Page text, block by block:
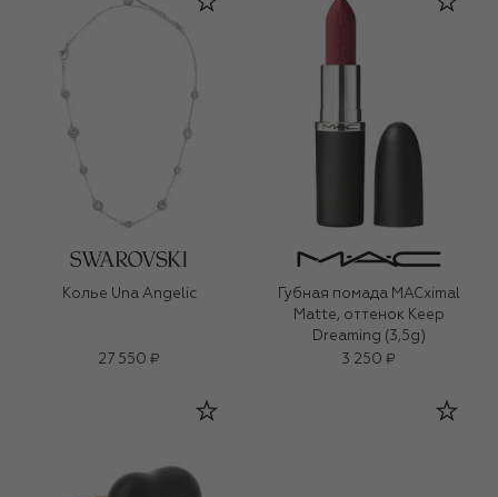
Колье Una Angelic
27 550 ₽
Губная помада MACximal
Matte, оттенок Keep
Dreaming (3,5g)
3 250 ₽